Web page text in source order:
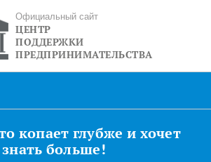
Официальный сайт
ЦЕНТР
ПОДДЕРЖКИ
ПРЕДПРИНИМАТЕЛЬСТВА
копает глубже и хочет
знать больше!